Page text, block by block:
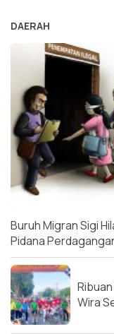
DAERAH
Buruh Migran Sigi
Pidana
Wira